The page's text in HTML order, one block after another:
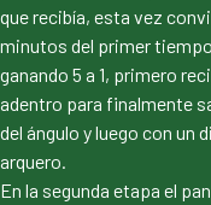
que recibía, esta vez
minutos del primer
ganando 5 a 1, primero
adentro para finalmente
del ángulo y luego con un
arquero.
En la segunda etapa el